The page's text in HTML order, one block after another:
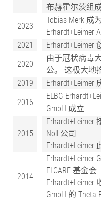
布赫霍尔茨组
2023
Tobias Merk 成
Erhardt+Leimer
2021
Erhardt+Leimer
2020
由于冠状病毒
公。 这极大地
2019
Erhardt+Leimer
2016
ELBG
GmbH 成立
2015
Erhardt+Leimer
Noll 公司
2014
Erhardt+Leimer
ELCARE 基金会
Erhardt+Leimer
GmbH 的 Theta